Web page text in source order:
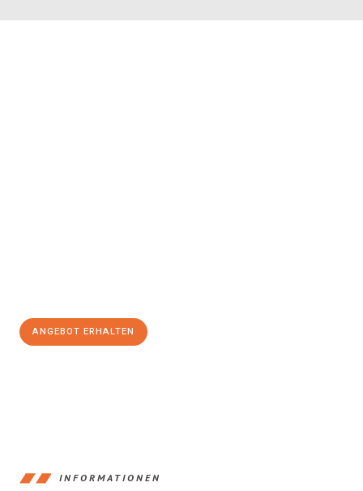
ANGEBOT ERHALTEN
INFORMATIONEN